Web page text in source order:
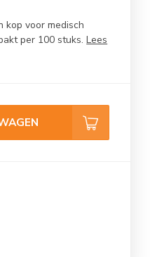
kop voor medisch
per 100 stuks.Lees